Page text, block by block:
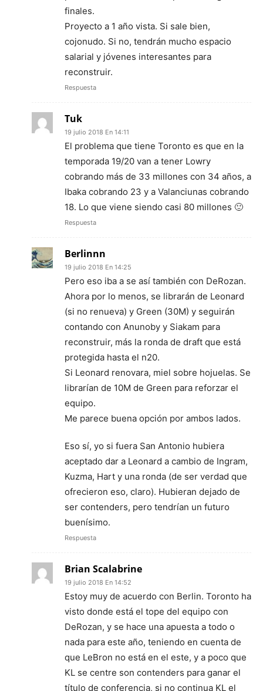
finales.
Proyecto a 1 año vista. Si sale bien,
cojonudo. Si no, tendrán mucho espacio
salarial y jóvenes interesantes para
reconstruir.
Respuesta
Tuk
19 julio 2018 En 14:11
El problema que tiene Toronto es que en la
temporada 19/20 van a tener Lowry
cobrando más de 33 millones con 34 años, a
Ibaka cobrando 23 y a Valanciunas cobrando
18. Lo que viene siendo casi 80 millones 🙂
Respuesta
Berlinnn
19 julio 2018 En 14:25
Pero eso iba a se así también con DeRozan.
Ahora por lo menos, se librarán de Leonard
(si no renueva) y Green (30M) y seguirán
contando con Anunoby y Siakam para
reconstruir, más la ronda de draft que está
protegida hasta el n20.
Si Leonard renovara, miel sobre hojuelas. Se
librarían de 10M de Green para reforzar el
equipo.
Me parece buena opción por ambos lados.
Eso sí, yo si fuera San Antonio hubiera
aceptado dar a Leonard a cambio de Ingram,
Kuzma, Hart y una ronda (de ser verdad que
ofrecieron eso, claro). Hubieran dejado de
ser contenders, pero tendrían un futuro
buenísimo.
Respuesta
Brian Scalabrine
19 julio 2018 En 14:52
Estoy muy de acuerdo con Berlin. Toronto ha
visto donde está el tope del equipo con
DeRozan, y se hace una apuesta a todo o
nada para este año, teniendo en cuenta de
que LeBron no está en el este, y a poco que
KL se centre son contenders para ganar el
título de conferencia, si no continua KL el